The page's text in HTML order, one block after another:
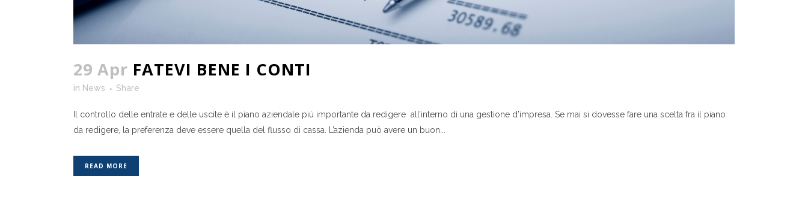
29 Apr FATEVI BENE I CONTI
in News Share
Il controllo delle entrate e delle uscite è il piano aziendale più importante da redigere all’interno di una gestione d’impresa. Se mai si dovesse fare una scelta fra il piano
da redigere, la preferenza deve essere quella del flusso di cassa. L’azienda può avere un buon...
READ MORE